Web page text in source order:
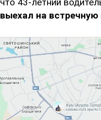
выехал на